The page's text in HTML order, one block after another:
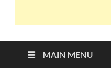
MAIN MENU